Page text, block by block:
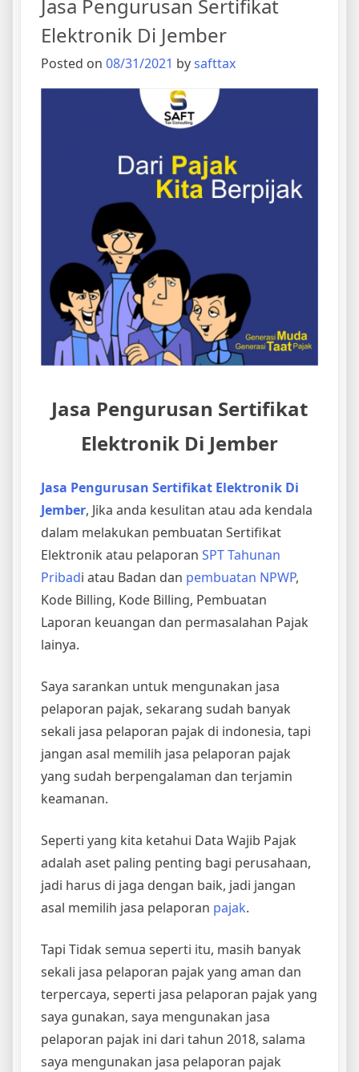
Jasa Pengurusan Sertifikat
Elektronik Di Jember
Posted on 08/31/2021 bysafttax
Jasa Pengurusan Sertifikat
Elektronik Di Jember
Jasa Pengurusan Sertifikat Elektronik Di
Jember, Jika anda kesulitan atau ada kendala
dalam melakukan pembuatan Sertifikat
Elektronik atau pelaporan SPT Tahunan
Pribadi atau Badan dan pembuatan NPWP,
Kode Billing, Kode Billing, Pembuatan
Laporan keuangan dan permasalahan Pajak
lainya.
Saya sarankan untuk mengunakan jasa
pelaporan pajak, sekarang sudah banyak
sekali jasa pelaporan pajak di indonesia, tapi
jangan asal memilih jasa pelaporan pajak
yang sudah berpengalaman dan terjamin
keamanan.
Seperti yang kita ketahui Data Wajib Pajak
adalah aset paling penting bagi perusahaan,
jadi harus di jaga dengan baik, jadi jangan
asal memilih jasa pelaporan pajak.
Tapi Tidak semua seperti itu, masih banyak
sekali jasa pelaporan pajak yang aman dan
terpercaya, seperti jasa pelaporan pajak yang
saya gunakan, saya mengunakan jasa
pelaporan pajak ini dari tahun 2018, salama
saya mengunakan jasa pelaporan pajak